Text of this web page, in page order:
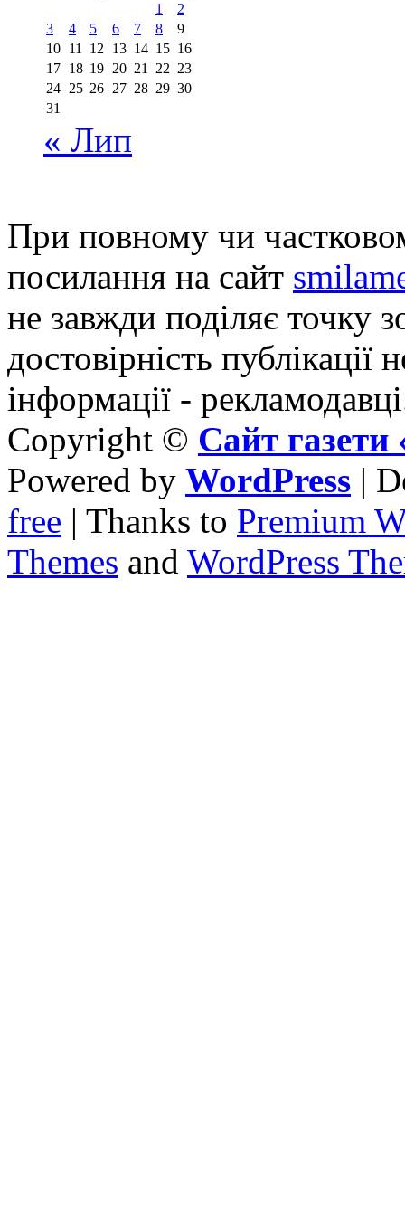
1
2
3
4 5 6 7 8
9
10 11 12 13 14 15 16
17 18 19 20 21 22 23
24 25 26 27 28 29 30
31
« Лип
При повному чи
посилання на сайт
не завжди поділяє точку
достовірність публікації
інформації -
Copyright © Сайт
Powered by WordPress |
free | Thanks to Premium
Themes and WordPress